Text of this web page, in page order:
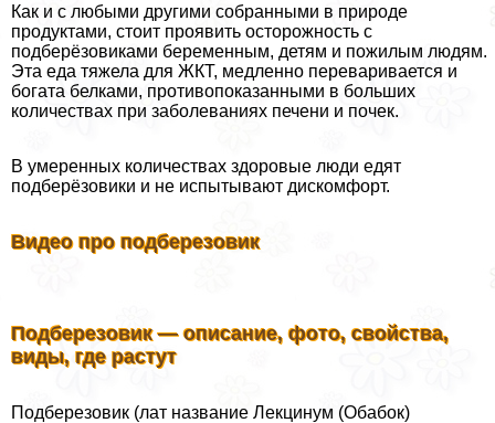
Как и с любыми другими собранными в природе
продуктами, стоит проявить осторожность с
подберёзовиками беременным, детям и пожилым людям.
Эта еда тяжела для ЖКТ, медленно переваривается и
богата белками, противопоказанными в больших
количествах при заболеваниях печени и почек.
В умеренных количествах здоровые люди едят
подберёзовики и не испытывают дискомфорт.
Видео про подберезовик
Подберезовик — описание, фото, свойства,
виды, где растут
Подберезовик (лат название Лекцинум (Обабок)